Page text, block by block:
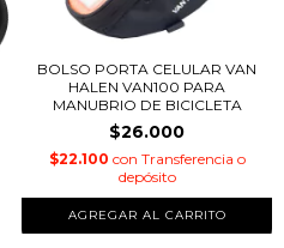
BOLSO PORTA CELULAR VAN
HALEN VAN100 PARA
MANUBRIO DE BICICLETA
$26.000
$22.100 con Transferencia o
depósito